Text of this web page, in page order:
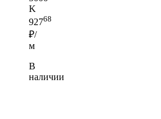
K
92768
₽/
м
В
наличии